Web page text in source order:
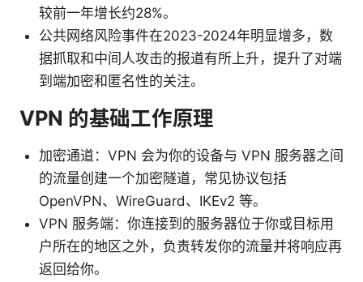
较前一年增长约28%。
公共网络风险事件在2023-2024年明显增多，数
据抓取和中间人攻击的报道有所上升，提升了对端
到端加密和匿名性的关注。
VPN 的基础工作原理
加密通道：VPN 会为你的设备与 VPN 服务器之间
的流量创建一个加密隧道，常见协议包括
OpenVPN、WireGuard、IKEv2 等。
VPN 服务端：你连接到的服务器位于你或目标用
户所在的地区之外，负责转发你的流量并将响应再
返回给你。